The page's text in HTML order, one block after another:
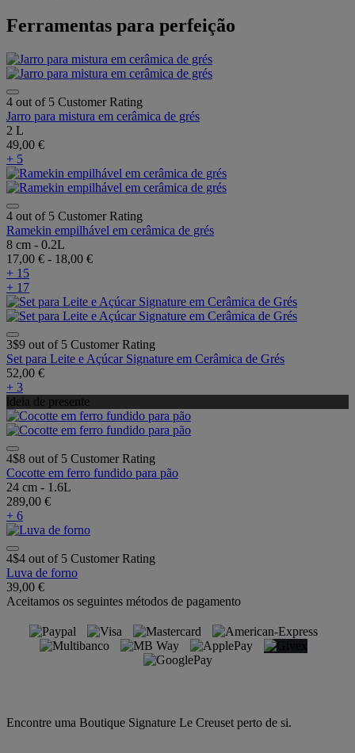
Ferramentas para perfeição
4 out of 5 Customer Rating
Jarro para mistura em cerâmica de grés
2 L
49,00 €
+ 5
4 out of 5 Customer Rating
Ramekin empilhável em cerâmica de grés
8 cm - 0.2L
17,00 € - 18,00 €
+ 15
+ 17
3$9 out of 5 Customer Rating
Set para Leite e Açúcar Signature em Cerâmica de Grés
52,00 €
+ 3
ideia de presente
4$8 out of 5 Customer Rating
Cocotte em ferro fundido para pão
24 cm - 1.6L
289,00 €
+ 6
4$4 out of 5 Customer Rating
Luva de forno
39,00 €
Aceitamos os seguintes métodos de pagamento
Encontre uma Boutique Signature Le Creuset perto de si.